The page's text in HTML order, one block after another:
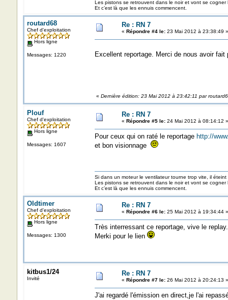
Les pistons se retrouvent dans le noir et vont se
Et c’est là que les ennuis commencent.
routard68
Chef d'exploitation
Hors ligne
Messages: 1220
Re : RN 7
« Répondre #4 le:23 Mai 2012 à 23:38:49 »
Excellent reportage. Merci de nous avoir
« Dernière édition: 23 Mai 2012 à 23:42:11 par
Plouf
Chef d'exploitation
Hors ligne
Messages: 1607
Re : RN 7
« Répondre #5 le:24 Mai 2012 à 08:14:12 »
Pour ceux qui on raté le reportage http://
et bon visionnage
Si dans un moteur le ventilateur tourne trop vite, il éteint
Les pistons se retrouvent dans le noir et vont se
Et c’est là que les ennuis commencent.
Oldtimer
Chef d'exploitation
Hors ligne
Messages: 1300
Re : RN 7
« Répondre #6 le:25 Mai 2012 à 19:34:44 »
Très interressant ce reportage, vive le replay.
Merki pour le lien
kitbus1/24
Invité
Re : RN 7
« Répondre #7 le:26 Mai 2012 à 20:24:13 »
J'ai regardé l'émission en direct,je l'ai